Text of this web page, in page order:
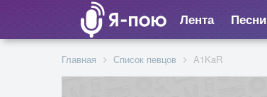
Лента Песни
Главная Список певцов A1KaR